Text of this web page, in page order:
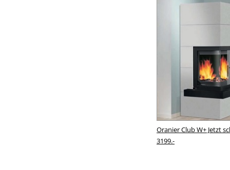
Oranier Club W+ Jetzt
3199.-